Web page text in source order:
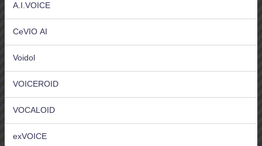
A.I.VOICE
CeVIO AI
Voidol
VOICEROID
VOCALOID
exVOICE